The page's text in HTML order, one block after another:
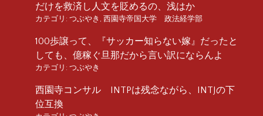
だけを救済し人文を貶めるの、浅はか
カテゴリ: つぶやき 西園寺帝国大学 政法経学部
100歩譲って、『サッカー知らない嫁』だったと
しても、億稼ぐ旦那だから言い訳にならんよ
カテゴリ: つぶやき
西園寺コンサル INTPは残念ながら、INTJの下
位互換